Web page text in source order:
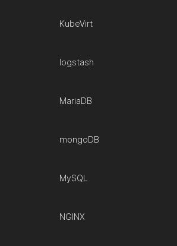
KubeVirt
logstash
MariaDB
mongoDB
MySQL
NGINX